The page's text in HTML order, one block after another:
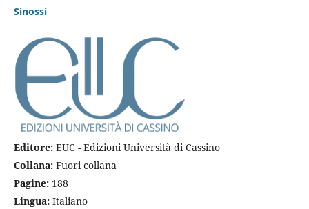
Sinossi
Editore:EUC - Edizioni Università di Cassino
Collana:Fuori collana
Pagine:188
Lingua:Italiano